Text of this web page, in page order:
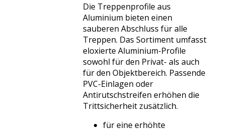
Die Treppenprofile aus
Aluminium bieten einen
sauberen Abschluss für alle
Treppen. Das Sortiment umfasst
eloxierte Aluminium-Profile
sowohl für den Privat- als auch
für den Objektbereich. Passende
PVC-Einlagen oder
Antirutschstreifen erhöhen die
Trittsicherheit zusätzlich.
für eine erhöhte